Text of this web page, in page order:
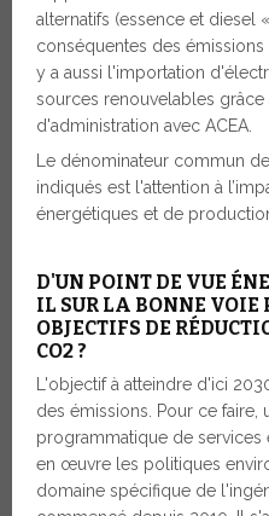
alternatifs (essence et diesel
conséquentes des émissions
y a aussi l'importation
sources renouvelables
d'administration avec ACEA.
Le dénominateur commun
indiqués est l'attention à
énergétiques et de
D'UN POINT DE VUE
IL SUR LA BONNE VOIE
OBJECTIFS DE
CO2 ?
L'objectif à atteindre d'ici
des émissions. Pour ce
programmatique de services
en œuvre les politiques
domaine spécifique de